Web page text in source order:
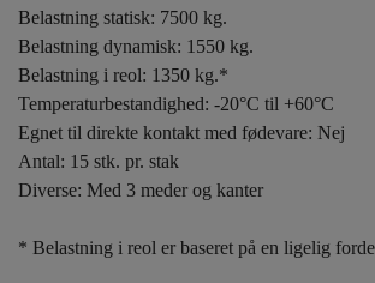
Belastning statisk: 7500 kg.
Belastning dynamisk: 1550 kg.
Belastning i reol: 1350 kg.*
Temperaturbestandighed: -20°C til +60°C
Egnet til direkte kontakt med fødevare: Nej
Antal: 15 stk. pr. stak
Diverse: Med 3 meder og kanter
* Belastning i reol er baseret på en ligelig